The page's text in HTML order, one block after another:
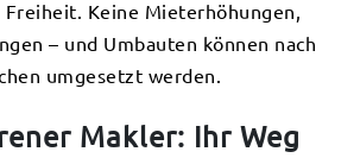
Freiheit. Keine Mieterhöhungen,
– und Umbauten können nach
umgesetzt werden.
Makler: Ihr Weg